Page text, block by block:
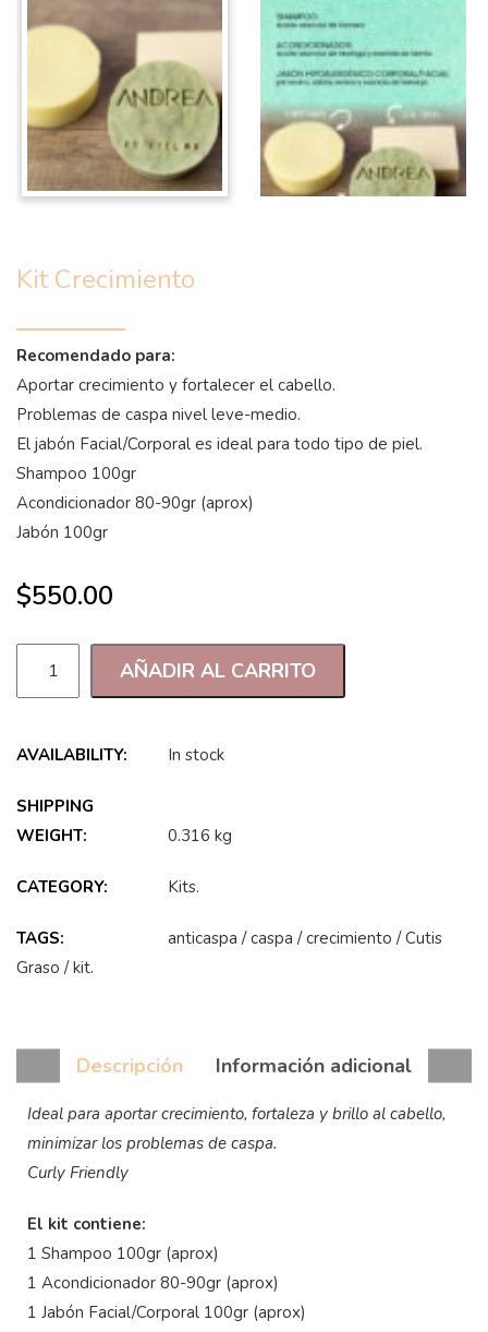
Kit Crecimiento
Recomendado para:
Aportar crecimiento y fortalecer el cabello.
Problemas de caspa nivel leve-medio.
El jabón Facial/Corporal es ideal para todo tipo de piel.
Shampoo 100gr
Acondicionador 80-90gr (aprox)
Jabón 100gr
$550.00
AÑADIR AL CARRITO
AVAILABILITY: In stock
SHIPPING
WEIGHT:
0.316 kg
CATEGORY: Kits.
TAGS: anticaspa /caspa /crecimiento /Cutis
Graso /kit.
Descripción Información adicional
Ideal para aportar crecimiento, fortaleza y brillo al cabello,
minimizar los problemas de caspa.
Curly Friendly
El kit contiene:
1 Shampoo 100gr (aprox)
1 Acondicionador 80-90gr (aprox)
1 Jabón Facial/Corporal 100gr (aprox)